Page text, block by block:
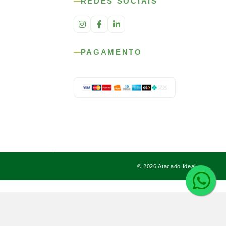
PAGAMENTO
© 2026 Atacado Ideal